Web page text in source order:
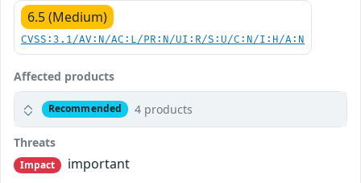
6.5 (Medium)
CVSS:3.1/AV:N/AC:L/PR:N/UI:R/S:U/C:N/I:H/A:N
Affected products
Recommended 4 products
Threats
Impact
important